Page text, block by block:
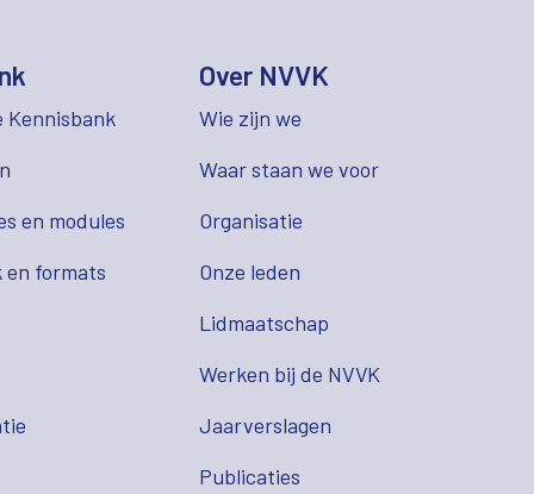
Kennisbank
en modules
en formats
Over NVVK
Wie zijn we
Waar staan we voor
Organisatie
Onze leden
Lidmaatschap
Werken bij de NVVK
Jaarverslagen
Publicaties